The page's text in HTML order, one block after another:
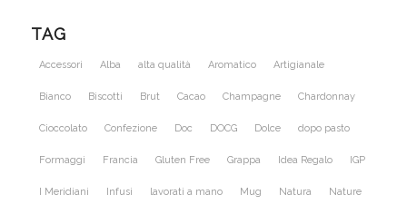
TAG
Accessori Alba alta qualità Aromatico Artigianale
Bianco Biscotti Brut Cacao Champagne Chardonnay
Cioccolato Confezione Doc DOCG Dolce dopo pasto
Formaggi Francia Gluten Free Grappa Idea Regalo IGP
I Meridiani Infusi lavorati a mano Mug Natura Nature